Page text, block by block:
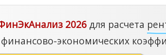
2026 для расчета
экономических